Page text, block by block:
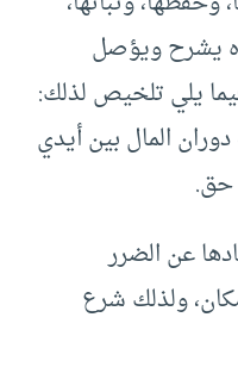
تجده يشرح ويؤصل
يلي تلخيص لذلك:
المال بين أيدي
حق.
عن الضرر
ولذلك شرع